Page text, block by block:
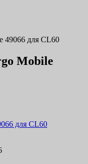
49066 для CL60
Mobile